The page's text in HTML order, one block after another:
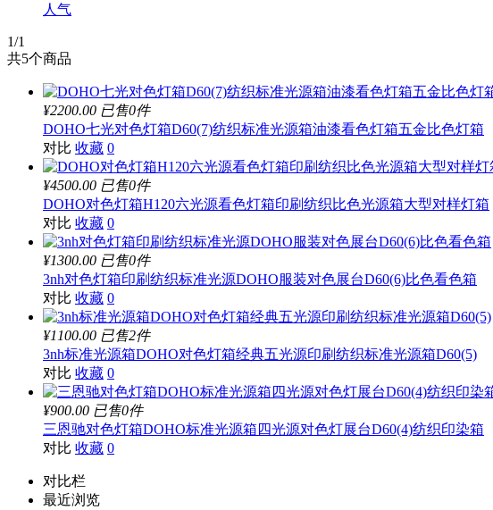
人气
1/1
共5个商品
¥2200.00 已售0件
DOHO七光对色灯箱D60(7)纺织标准光源箱油漆看色灯箱五金比色灯箱
对比 收藏 0
¥4500.00 已售0件
DOHO对色灯箱H120六光源看色灯箱印刷纺织比色光源箱大型对样灯箱
对比 收藏 0
¥1300.00 已售0件
3nh对色灯箱印刷纺织标准光源DOHO服装对色展台D60(6)比色看色箱
对比 收藏 0
¥1100.00 已售2件
3nh标准光源箱DOHO对色灯箱经典五光源印刷纺织标准光源箱D60(5)
对比 收藏 0
¥900.00 已售0件
三恩驰对色灯箱DOHO标准光源箱四光源对色灯展台D60(4)纺织印染箱
对比 收藏 0
对比栏
最近浏览